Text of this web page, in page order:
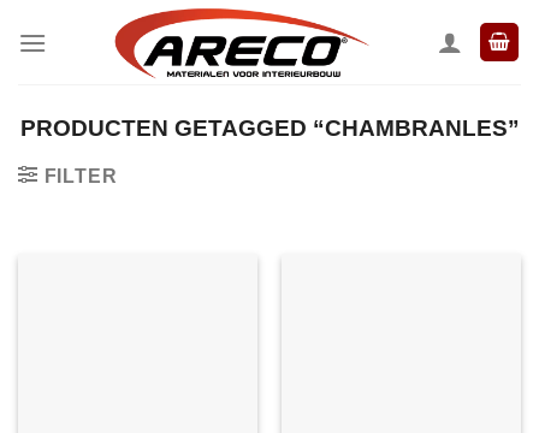
naar
PRODUCTEN GETAGGED “CHAMBRANLES”
FILTER